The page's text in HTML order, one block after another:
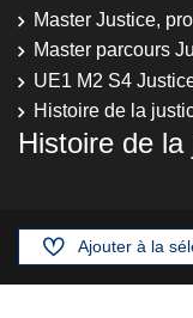
Master Justice,
Master parcours
UE1 M2 S4
Histoire de la
Histoire de la
Ajouter à la